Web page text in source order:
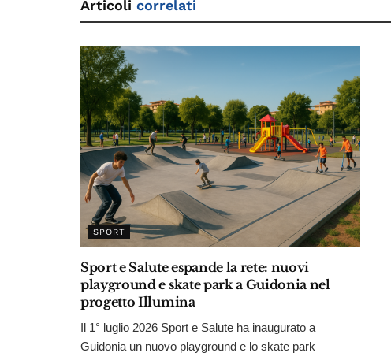
Articoli correlati
SPORT
Sport e Salute espande la rete: nuovi
playground e skate park a Guidonia nel
progetto Illumina
Il 1° luglio 2026 Sport e Salute ha inaugurato a
Guidonia un nuovo playground e lo skate park